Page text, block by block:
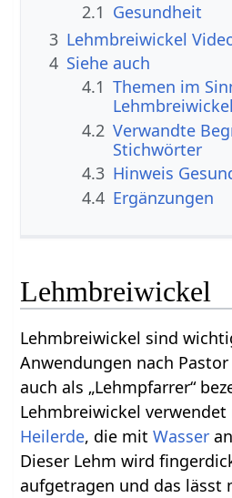
2.1 Gesundheit
3 Lehmbreiwickel
4 Siehe auch
4.1 Themen im
Lehmbreiwickel
4.2 Verwandte
Stichwörter
4.3 Hinweis
4.4 Ergänzungen
Lehmbreiwickel
Lehmbreiwickel sind
Anwendungen nach
auch als „Lehmpfarrer“
Lehmbreiwickel verwendet
Heilerde, die mitWasser
Dieser Lehm wird
aufgetragen und das lässt